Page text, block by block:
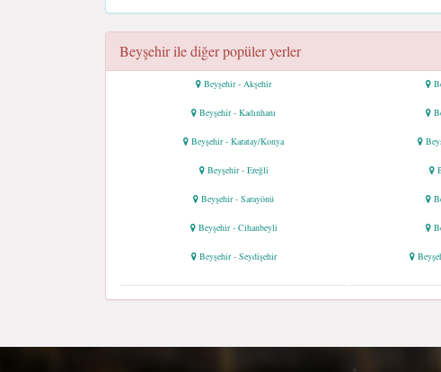
Beyşehir ile diğer popüler yerler
Beyşehir - Akşehir
Beyşehir - Kadınhanı
Beyşehir - Karatay/Konya
Beyşehir - Ereğli
Beyşehir - Sarayönü
Beyşehir - Cihanbeyli
Beyşehir - Seydişehir